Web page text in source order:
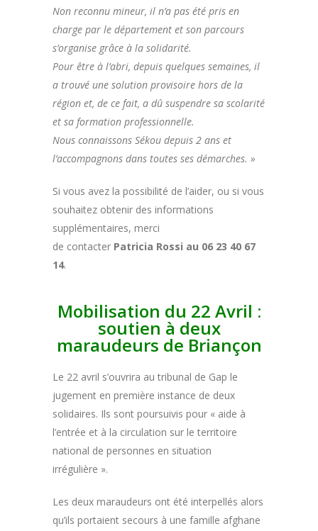
Non reconnu mineur, il n’a pas été pris en
charge par le département et son parcours
s’organise grâce à la solidarité.
Pour être à l’abri, depuis quelques semaines, il
a trouvé une solution provisoire hors de la
région et, de ce fait, a dû suspendre sa scolarité
et sa formation professionnelle.
Nous connaissons Sékou depuis 2 ans et
l’accompagnons dans toutes ses démarches. »
Si vous avez la possibilité de l’aider, ou si vous
souhaitez obtenir des informations
supplémentaires, merci
de contacter Patricia Rossi au 06 23 40 67
14.
Mobilisation du 22 Avril :
soutien à deux
maraudeurs de Briançon
Le 22 avril s’ouvrira au tribunal de Gap le
jugement en première instance de deux
solidaires. Ils sont poursuivis pour « aide à
l’entrée et à la circulation sur le territoire
national de personnes en situation
irrégulière ».
Les deux maraudeurs ont été interpellés alors
qu’ils portaient secours à une famille afghane